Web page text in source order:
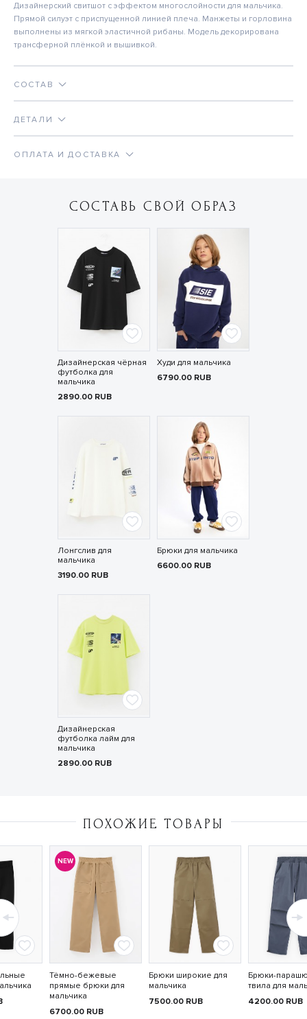
Дизайнерский свитшот с эффектом многослойности для мальчика.
Прямой силуэт с приспущенной линией плеча. Манжеты и горловина
выполнены из мягкой эластичной рибаны. Модель декорирована
трансферной плёнкой и вышивкой.
СОСТАВ
ДЕТАЛИ
ОПЛАТА И ДОСТАВКА
СОСТАВЬ СВОЙ ОБРАЗ
Дизайнерская чёрная
футболка для
мальчика
2890.00 RUB
Худи для мальчика
6790.00 RUB
Лонгслив для
мальчика
3190.00 RUB
Брюки для мальчика
6600.00 RUB
Дизайнерская
футболка лайм для
мальчика
2890.00 RUB
ПОХОЖИЕ ТОВАРЫ
NEW
Тёмно-бежевые
прямые брюки для
мальчика
6700.00 RUB
Брюки широкие для
мальчика
7500.00 RUB
Брюки-
твила для
4200.00 RUB